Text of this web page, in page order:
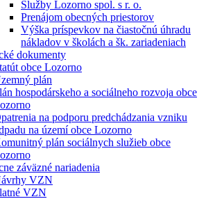
Služby Lozorno spol. s r. o.
Prenájom obecných priestorov
Výška príspevkov na čiastočnú úhradu
nákladov v školách a šk. zariadeniach
dokumenty
obce Lozorno
plán
hospodárskeho a sociálneho rozvoja obce
na podporu predchádzania vzniku
na území obce Lozorno
plán sociálnych služieb obce
záväzné nariadenia
VZN
VZN